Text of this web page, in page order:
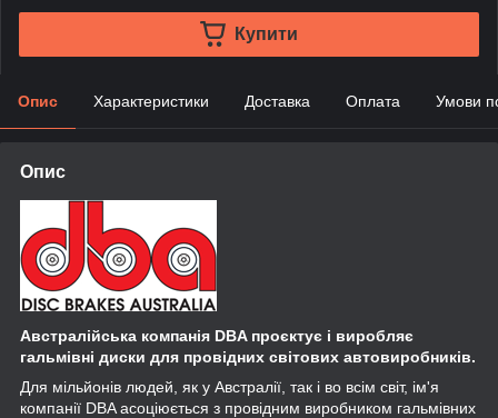
Купити
Опис Характеристики Доставка Оплата Умови
Опис
Австралійська компанія DBA проєктує і виробляє
гальмівні диски для провідних світових автовиробників.
Для мільйонів людей, як у Австралії, так і во всім світ, ім'я
компанії DBA асоціюється з провідним виробником гальмівних